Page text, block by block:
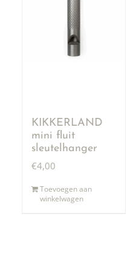
KIKKERLAND
mini fluit
sleutelhanger
€4,00
Toevoegen aan
winkelwagen